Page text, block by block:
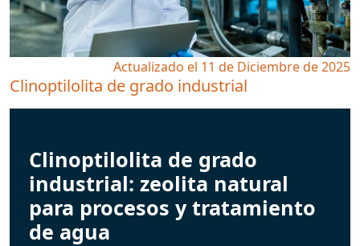
Actualizado el 11 de Diciembre de 2025
Clinoptilolita de grado industrial
Clinoptilolita de grado
industrial: zeolita natural
para procesos y tratamiento
de agua